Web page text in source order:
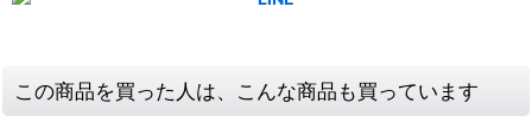
この商品を買った人は、こんな商品も買っています